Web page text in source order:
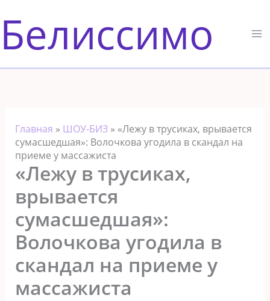
к
содержимому
Белиссимо
Главная » ШОУ-БИЗ» «Лежу в трусиках, врывается
сумасшедшая»: Волочкова угодила в скандал на
приеме у массажиста
«Лежу в трусиках,
врывается
сумасшедшая»:
Волочкова угодила в
скандал на приеме у
массажиста